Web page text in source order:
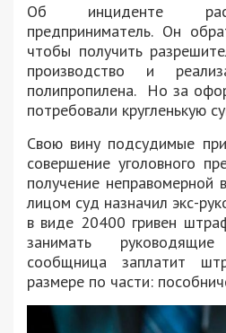
Об инциденте
предприниматель. Он
чтобы получить
производство и
полипропилена. Но за
потребовали кругленькую
Свою вину подсудимые
совершение уголовного
получение
лицом суд назначил экс-
в виде 20400 гривен
занимать
сообщница заплатит
размере по части: